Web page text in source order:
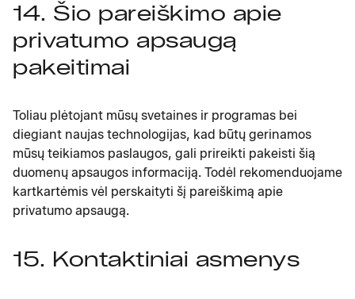
14. Šio pareiškimo apie
privatumo apsaugą
pakeitimai
Toliau plėtojant mūsų svetaines ir programas bei
diegiant naujas technologijas, kad būtų gerinamos
mūsų teikiamos paslaugos, gali prireikti pakeisti šią
duomenų apsaugos informaciją. Todėl rekomenduojame
kartkartėmis vėl perskaityti šį pareiškimą apie
privatumo apsaugą.
15. Kontaktiniai asmenys